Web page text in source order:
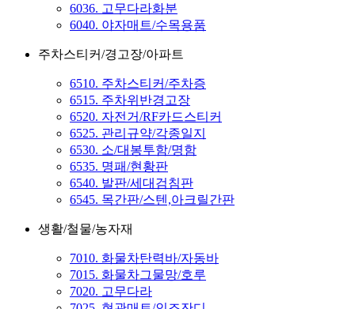
6036. 고무다라화분
6040. 야자매트/수목용품
주차스티커/경고장/아파트
6510. 주차스티커/주차증
6515. 주차위반경고장
6520. 자전거/RF카드스티커
6525. 관리규약/각종일지
6530. 소/대봉투함/명함
6535. 명패/현황판
6540. 발판/세대검침판
6545. 목간판/스텐,아크릴간판
생활/철물/농자재
7010. 화물차탄력바/자동바
7015. 화물차그물망/호루
7020. 고무다라